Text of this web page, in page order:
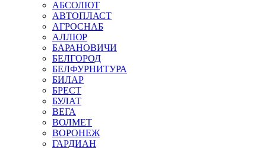
АБСОЛЮТ
АВТОПЛАСТ
АГРОСНАБ
АЛЛЮР
БАРАНОВИЧИ
БЕЛГОРОД
БЕЛФУРНИТУРА
БИЛАР
БРЕСТ
БУЛАТ
ВЕГА
ВОЛМЕТ
ВОРОНЕЖ
ГАРДИАН